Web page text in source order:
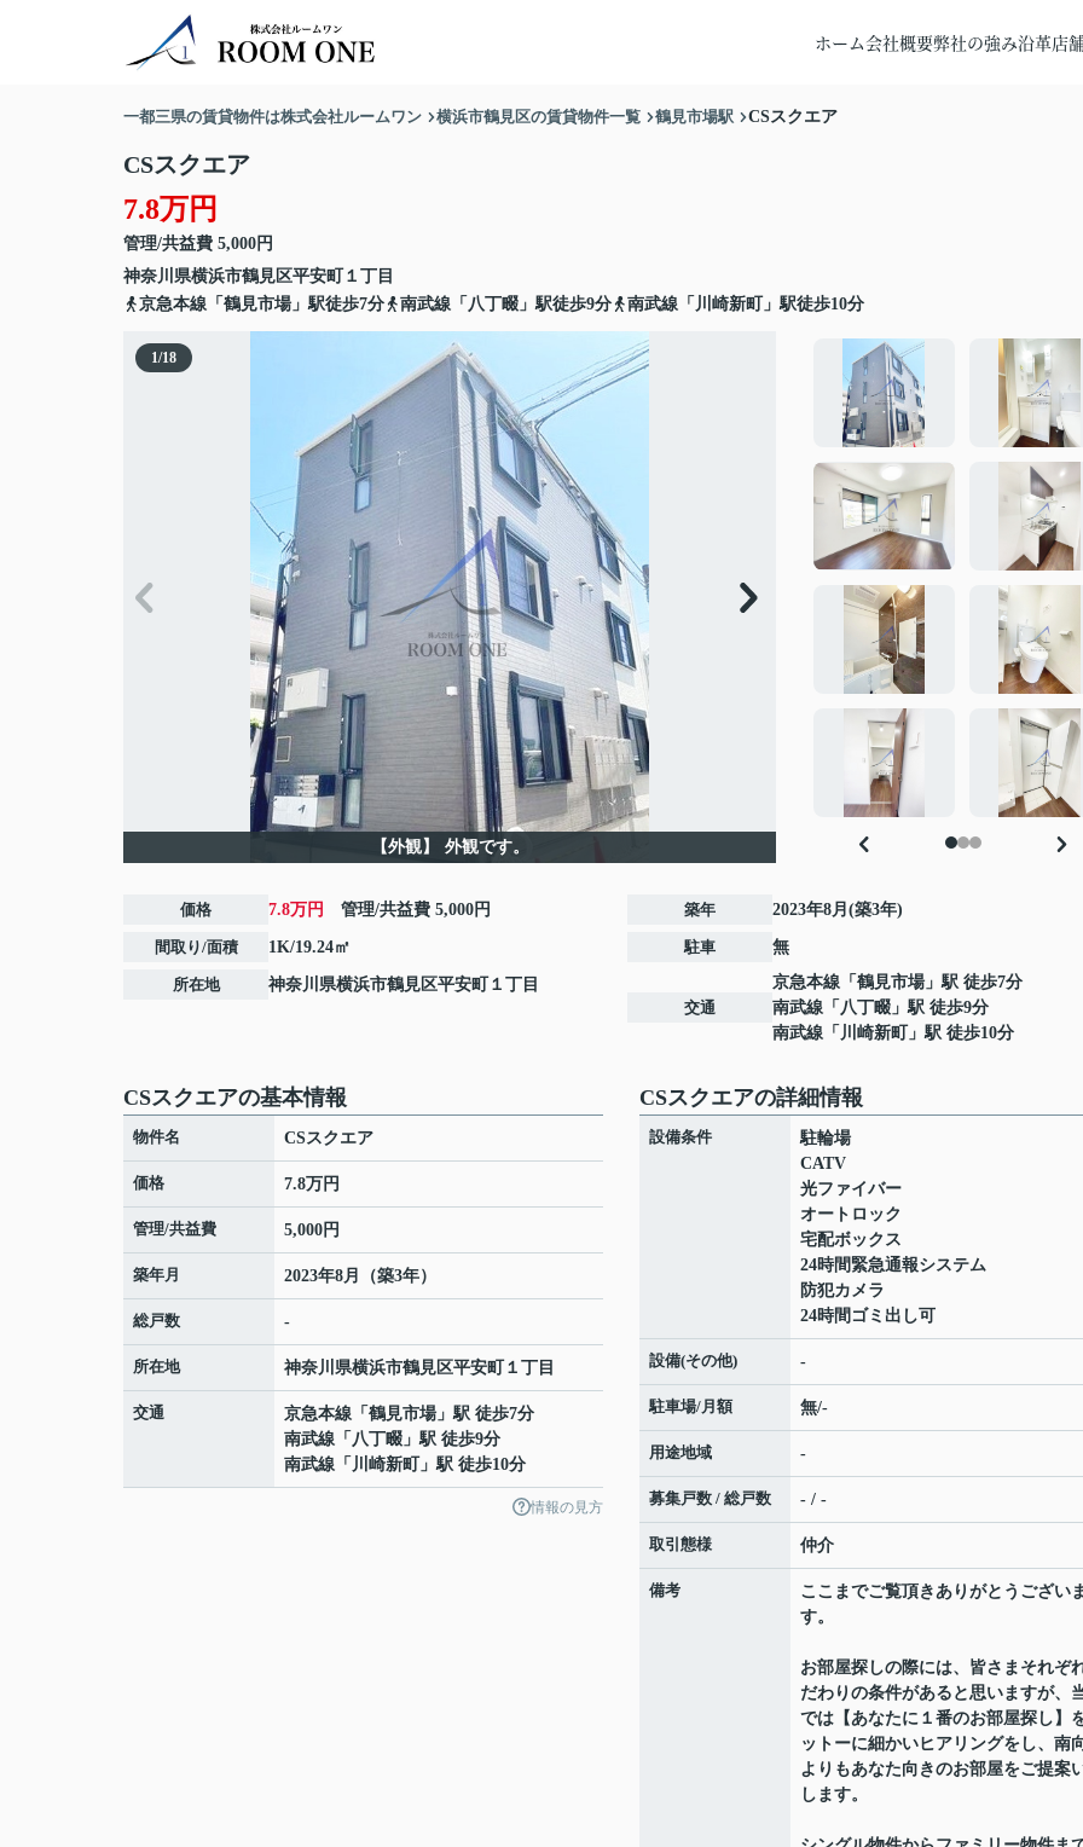
ホーム会社概要弊社の強み沿革店
一都三県の賃貸物件は株式会社ルームワン 横浜市鶴見区の賃貸物件一覧 鶴見市場駅 CSスクエア
CSスクエア
7.8万円
管理/共益費 5,000円
神奈川県横浜市鶴見区平安町
１丁目
京急本線「鶴見市場」駅徒歩7分
南武線「八丁畷」駅徒歩9分 南武線「川崎新町」駅徒歩10分
1/18
【外観】 外観です。
価格 7.8万円 管理/共益費 5,000円
間取り/面積 1K/19.24㎡
所在地 神奈川県横浜市鶴見区平安町 １丁目
築年 2023年8月(築3年)
駐車 無
交通
京急本線 「 鶴見市場」駅 徒歩7分
南武線 「 八丁畷 」駅 徒歩9分
南武線 「 川崎新町 」駅 徒歩10分
CSスクエアの基本情報
物件名 CSスクエア
価格 7.8万円
管理/共益費 5,000円
築年月 2023年8月（築3年）
総戸数 -
所在地 神奈川県横浜市鶴見区平安町 １丁目
交通 京急本線 「 鶴見市場」駅 徒歩7分
南武線 「 八丁畷 」駅 徒歩9分
南武線 「 川崎新町 」駅 徒歩10分
情報の見方
CSスクエアの詳細情報
設備条件
駐輪場
CATV
光ファイバー
オートロック
宅配ボックス
24時間緊急通報システム
防犯カメラ
24時間ゴミ出し可
設備(その他) -
駐車場/月額 無/-
用途地域 -
募集戸数 / 総戸数 - / -
取引態様 仲介
備考
ここまでご覧頂きありがとうござい
す。
お部屋探しの際には、皆さまそれぞ
だわりの条件があると思いますが、
では【あなたに１番のお部屋探し】
ットーに細かいヒアリングをし、南
よりもあなた向きのお部屋をご提案
します。